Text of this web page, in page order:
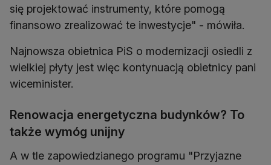
się projektować instrumenty, które pomogą
finansowo zrealizować te inwestycje" - mówiła.
Najnowsza obietnica PiS o modernizacji osiedli z
wielkiej płyty jest więc kontynuacją obietnicy pani
wiceminister.
Renowacja energetyczna budynków? To
także wymóg unijny
A w tle zapowiedzianego programu "Przyjazne